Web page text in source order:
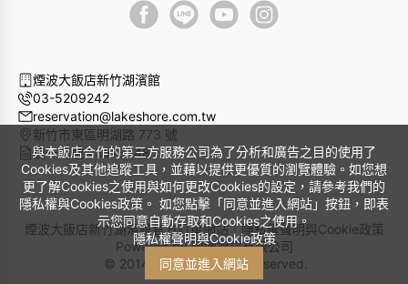
與本飯店合作的第三方服務公司為了分析和廣告之目的使用了
Cookies及其他追蹤工具，並藉以提供更優質的瀏覽體驗。如您想
更了解Cookies之使用與如何更改Cookies的設定，請參考我們的
隱私權與Cookies政策。 如您點擊「同意並進入網站」按鈕，即表
示您同意自動存取和Cookies之使用。
隱私權聲明與Cookie政策
同意並進入網站
煙波大飯店新竹湖濱館
03-5209242
reservation@lakeshore.com.tw
新竹市東區明湖路 773 號
統一編號 23513848
煙波大飯店新竹湖濱館官方訂房網站｜隱私權聲明與Cookie政策
Powered by曜通資訊有限公司
© 2014-2026 All Rights Reserved.